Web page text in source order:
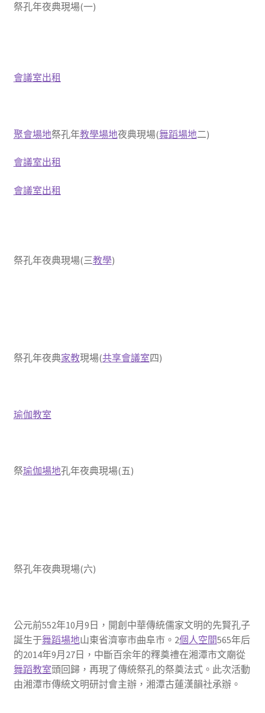
祭孔年夜典現場(一)
會議室出租
聚會場地祭孔年教學場地夜典現場(舞蹈場地二)
會議室出租
會議室出租
祭孔年夜典現場(三教學)
祭孔年夜典家教現場(共享會議室四)
瑜伽教室
祭瑜伽場地孔年夜典現場(五)
祭孔年夜典現場(六)
公元前552年10月9日，開創中華傳統儒家文明的先賢孔子
誕生于舞蹈場地山東省濟寧市曲阜市。2個人空間565年后
的2014年9月27日，中斷百余年的釋奠禮在湘潭市文廟從
舞蹈教室頭回歸，再現了傳統祭孔的祭奠法式。此次活動
由湘潭市傳統文明研討會主辦，湘潭古蓮漢韻社承辦。